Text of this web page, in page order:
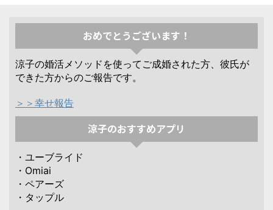
おめでとうございます！
涼子の婚活メソッドを使ってご成婚された方、彼氏が
できた方からのご報告です。
＞＞幸せ報告
涼子のおすすめアプリ
・ユーブライド
・Omiai
・ペアーズ
・タップル